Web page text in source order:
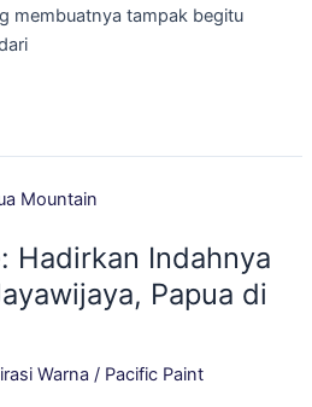
membuatnya tampak begitu
Hadirkan Indahnya
Papua di
Warna / Pacific Paint